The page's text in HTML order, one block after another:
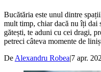
Bucătăria este unul dintre
mult timp, chiar dacă nu îți dai
gătești, te aduni cu cei dragi,
petreci câteva momente de
De Alexandru Robea|7 apr.